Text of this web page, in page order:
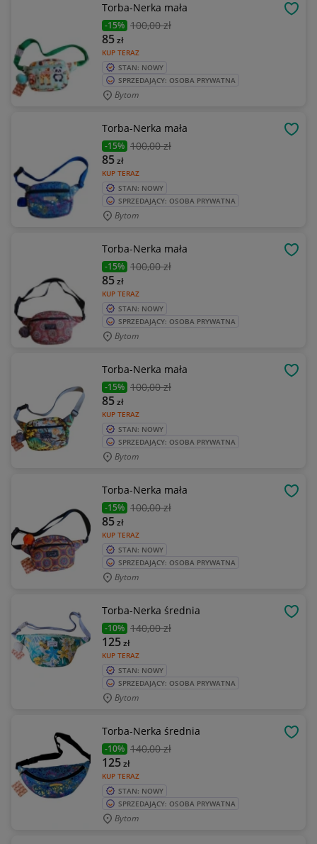
Torba-Nerka mała
-15% 100,00 zł
KUP TERAZ
85zł
STAN: NOWY
SPRZEDAJĄCY: OSOBA PRYWATNA
Bytom
Torba-Nerka mała
-15% 100,00 zł
KUP TERAZ
85zł
STAN: NOWY
SPRZEDAJĄCY: OSOBA PRYWATNA
Bytom
Torba-Nerka mała
-15% 100,00 zł
KUP TERAZ
85zł
STAN: NOWY
SPRZEDAJĄCY: OSOBA PRYWATNA
Bytom
Torba-Nerka mała
-15% 100,00 zł
KUP TERAZ
85zł
STAN: NOWY
SPRZEDAJĄCY: OSOBA PRYWATNA
Bytom
Torba-Nerka mała
-15% 100,00 zł
KUP TERAZ
85zł
STAN: NOWY
SPRZEDAJĄCY: OSOBA PRYWATNA
Bytom
Torba-Nerka średnia
-10% 140,00 zł
KUP TERAZ
125zł
STAN: NOWY
SPRZEDAJĄCY: OSOBA PRYWATNA
Bytom
Torba-Nerka średnia
-10% 140,00 zł
KUP TERAZ
125zł
STAN: NOWY
SPRZEDAJĄCY: OSOBA PRYWATNA
Bytom